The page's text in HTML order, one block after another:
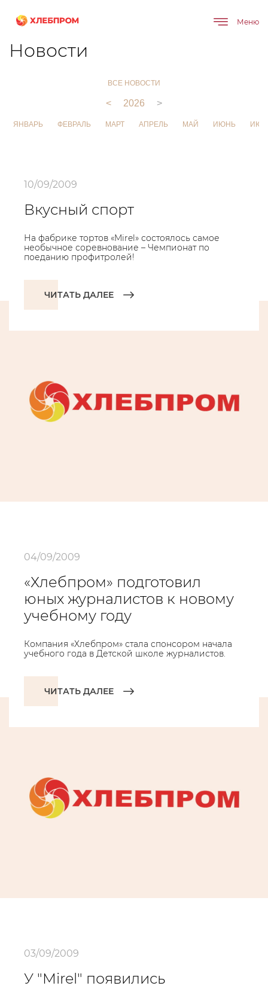
Меню
Главная О компании
Новости
ВСЕ НОВОСТИ
< 2026 >
ЯНВАРЬ ФЕВРАЛЬ МАРТ АПРЕЛЬ МАЙ ИЮНЬ
10/09/2009
Вкусный спорт
На фабрике тортов «Mirel» состоялось самое
необычное соревнование – Чемпионат по
поеданию профитролей!
ЧИТАТЬ ДАЛЕЕ
04/09/2009
«Хлебпром» подготовил
юных журналистов к новому
учебному году
Компания «Хлебпром» стала спонсором начала
учебного года в Детской школе журналистов.
ЧИТАТЬ ДАЛЕЕ
03/09/2009
У "Mirel" появились